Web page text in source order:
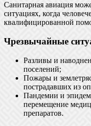
Санитарная авиация
ситуациях, когда
квалифицированной
Чрезвычайные
Разливы и
поселений;
Пожары и
пострадавших из
Пандемии и
перемещение
препаратов.